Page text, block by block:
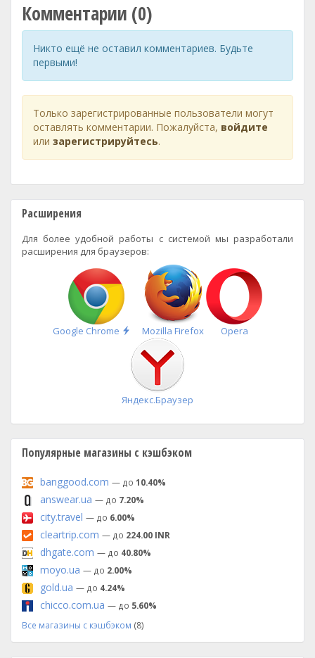
Комментарии (0)
Никто ещё не оставил комментариев. Будьте
первыми!
Только зарегистрированные пользователи могут
оставлять комментарии. Пожалуйста, войдите
или зарегистрируйтесь.
Расширения
Для более удобной работы с системой мы разработали
расширения для браузеров:
Google Chrome
Быстрая
установка
Mozilla Firefox Opera
Яндекс.Браузер
Популярные магазины с кэшбэком
banggood.com — до 10.40%
answear.ua — до 7.20%
city.travel — до 6.00%
cleartrip.com — до 224.00 INR
dhgate.com — до 40.80%
moyo.ua — до 2.00%
gold.ua — до 4.24%
chicco.com.ua — до 5.60%
Все магазины с кэшбэком (8)